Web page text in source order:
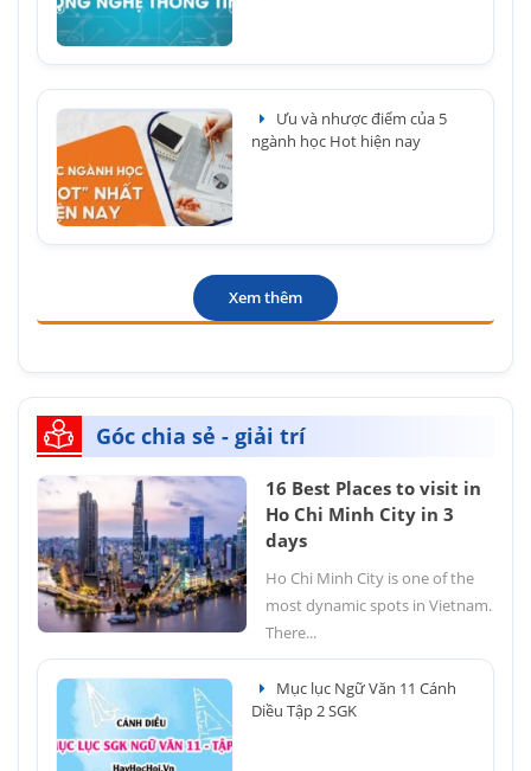
Ưu và nhược điểm của 5
ngành học Hot hiện nay
Xem thêm
Góc chia sẻ - giải trí
16 Best Places to visit in
Ho Chi Minh City in 3
days
Ho Chi Minh City is one of the
most dynamic spots in Vietnam.
There...
Mục lục Ngữ Văn 11 Cánh
Diều Tập 2 SGK